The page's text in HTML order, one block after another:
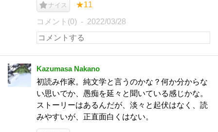
ナイス ★11
コメント(0) 2022/03/28
Kazumasa Nakano
初読み作家。純文学と言うのかな？何か分からな
い思いでか、愚痴を延々と聞いている感じかな。
ストーリーはあるんだが、淡々と起伏はなく、読
みやすいが、正直面白くはない。